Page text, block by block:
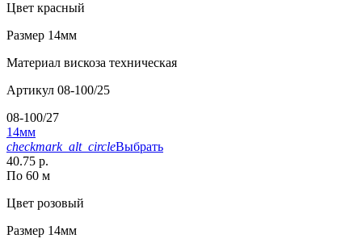
Цвет красный
Размер 14мм
Материал вискоза техническая
Артикул 08-100/25
08-100/27
14мм
checkmark_alt_circleВыбрать
40.75 р.
По 60 м
Цвет розовый
Размер 14мм